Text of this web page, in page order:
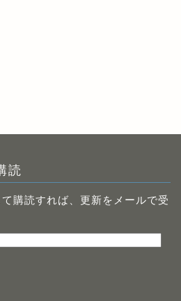
読
購読すれば、更新をメールで受